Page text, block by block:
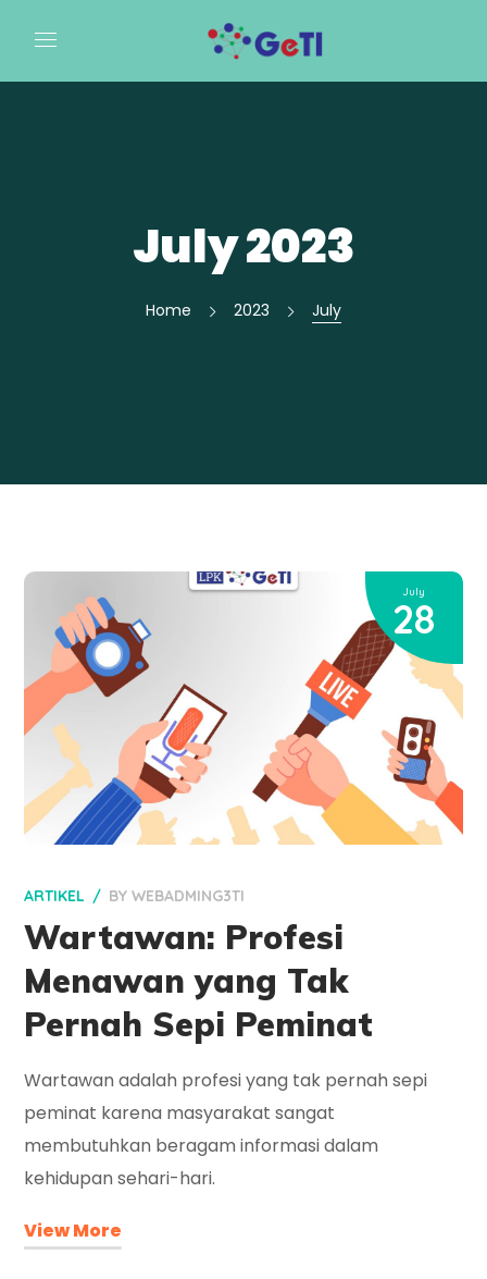
July 2023
Home 2023 July
July
28
ARTIKEL BYWEBADMING3TI
Wartawan: Profesi
Menawan yang Tak
Pernah Sepi Peminat
Wartawan adalah profesi yang tak pernah sepi
peminat karena masyarakat sangat
membutuhkan beragam informasi dalam
kehidupan sehari-hari.
View More